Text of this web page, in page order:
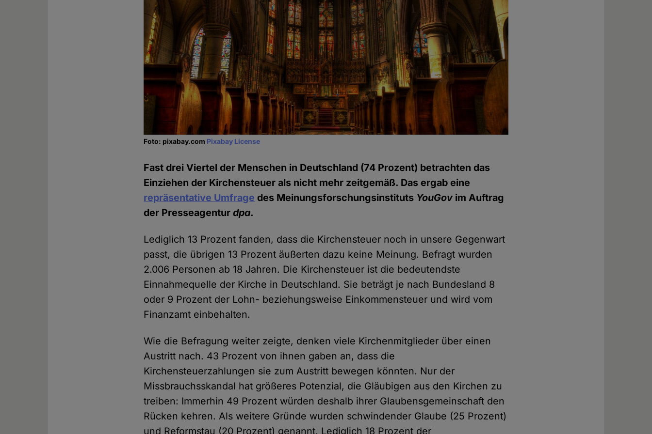
Foto: pixabay.com Pixabay License
Fast drei Viertel der Menschen in Deutschland (74 Prozent) betrachten das
Einziehen der Kirchensteuer als nicht mehr zeitgemäß. Das ergab eine
repräsentative Umfrage des Meinungsforschungsinstituts YouGovim Auftrag
der Presseagenturdpa.
Lediglich 13 Prozent fanden, dass die Kirchensteuer noch in unsere Gegenwart
passt, die übrigen 13 Prozent äußerten dazu keine Meinung. Befragt wurden
2.006 Personen ab 18 Jahren. Die Kirchensteuer ist die bedeutendste
Einnahmequelle der Kirche in Deutschland. Sie beträgt je nach Bundesland 8
oder 9 Prozent der Lohn- beziehungsweise Einkommensteuer und wird vom
Finanzamt einbehalten.
Wie die Befragung weiter zeigte, denken viele Kirchenmitglieder über einen
Austritt nach. 43 Prozent von ihnen gaben an, dass die
Kirchensteuerzahlungen sie zum Austritt bewegen könnten. Nur der
Missbrauchsskandal hat größeres Potenzial, die Gläubigen aus den Kirchen zu
treiben: Immerhin 49 Prozent würden deshalb ihrer Glaubensgemeinschaft den
Rücken kehren. Als weitere Gründe wurden schwindender Glaube (25 Prozent)
und Reformstau (20 Prozent) genannt. Lediglich 18 Prozent der